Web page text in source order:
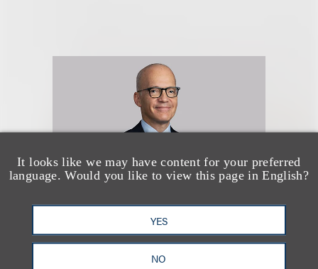
It looks like we may have content for your preferred
language. Would you like to view this page in English?
YES
NO
Georges Lederman